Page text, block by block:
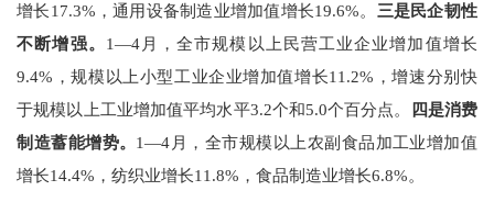
增长17.3% ，通用设备制造业增加值增长19.6%。 三是民企韧性
不断增强。 1—4月，全市规模以上民营工业企业增加值增长
9.4% ，规模以上小型工业企业增加值增长11.2% ，增速分别快
于规模以上工业增加值平均水平3.2个和5.0个百分点。
四是消费
制造蓄能增势。 1—4 月，全市规模以上农副食品加工业增加值
增长14.4% ，纺织业增长11.8% ，食品制造业增长6.8%。